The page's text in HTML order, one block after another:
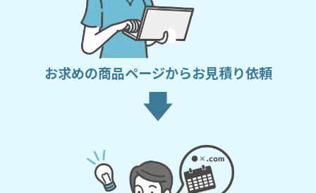
お求めの商品ページからお見積り依頼